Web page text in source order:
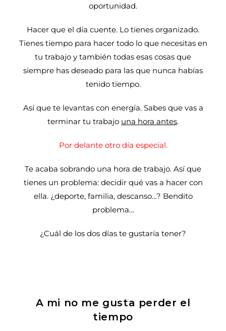
oportunidad.
Hacer que el día cuente. Lo tienes organizado.
Tienes tiempo para hacer todo lo que necesitas en
tu trabajo y también todas esas cosas que
siempre has deseado para las que nunca habías
tenido tiempo.
Así que te levantas con energía. Sabes que vas a
terminar tu trabajo una hora antes.
Por delante otro día especial.
Te acaba sobrando una hora de trabajo. Así que
tienes un problema: decidir qué vas a hacer con
ella. ¿deporte, familia, descanso…? Bendito
problema…
¿Cuál de los dos días te gustaría tener?
A mi no me gusta perder el
tiempo